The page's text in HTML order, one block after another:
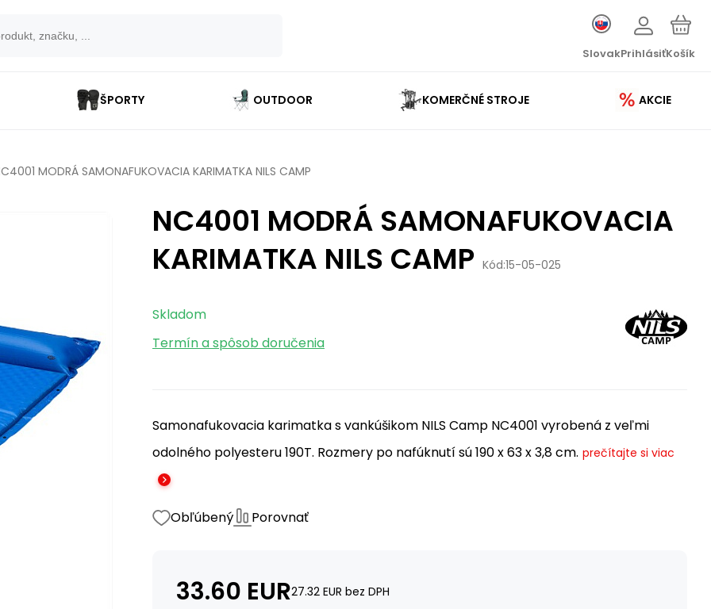
SlovakPrihlásiťKošík
ŠPORTY OUTDOOR KOMERČNÉ STROJE AKCIE
MODRÁ SAMONAFUKOVACIA KARIMATKA NILS CAMP
NC4001 MODRÁ SAMONAFUKOVACIA
KARIMATKA NILS CAMP Kód:15-05-025
Skladom
Termín a spôsob doručenia
Samonafukovacia karimatka s vankúšikom NILS Camp NC4001 vyrobená z veľmi
odolného polyesteru 190T. Rozmery po nafúknutí sú 190 x 63 x 3,8 cm. prečítajte si viac
Obľúbený Porovnať
33.60 EUR27.32 EUR bez DPH